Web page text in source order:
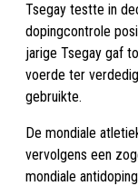
Tsegay testte in
dopingcontrole
jarige Tsegay gaf
voerde ter
gebruikte.
De mondiale
vervolgens een
mondiale